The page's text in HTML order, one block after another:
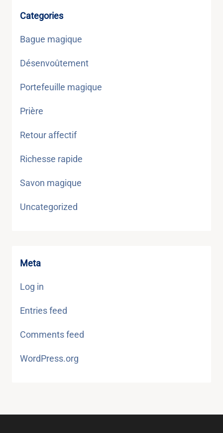
Categories
Bague magique
Désenvoûtement
Portefeuille magique
Prière
Retour affectif
Richesse rapide
Savon magique
Uncategorized
Meta
Log in
Entries feed
Comments feed
WordPress.org